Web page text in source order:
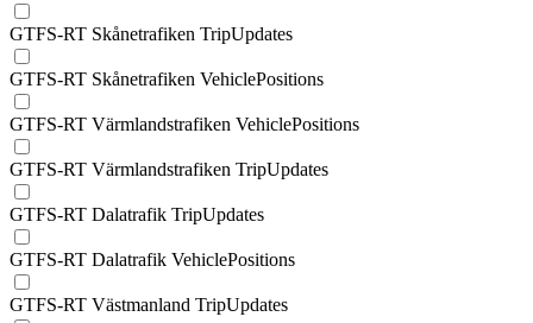
GTFS-RT Skånetrafiken TripUpdates
GTFS-RT Skånetrafiken VehiclePositions
GTFS-RT Värmlandstrafiken VehiclePositions
GTFS-RT Värmlandstrafiken TripUpdates
GTFS-RT Dalatrafik TripUpdates
GTFS-RT Dalatrafik VehiclePositions
GTFS-RT Västmanland TripUpdates